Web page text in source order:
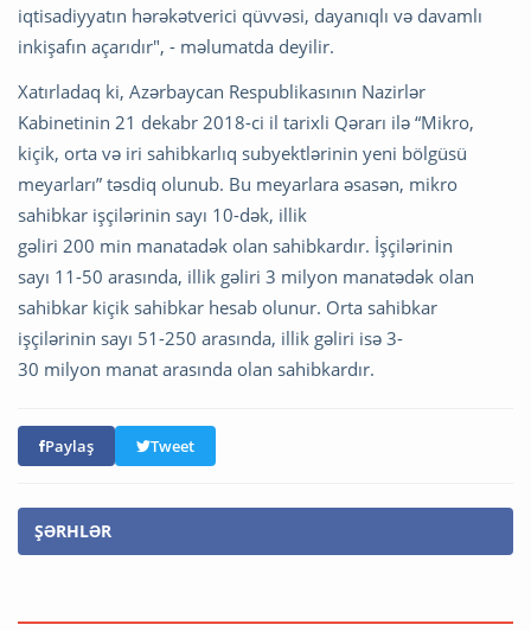
iqtisadiyyatın hərəkətverici qüvvəsi, dayanıqlı və davamlı
inkişafın açarıdır", - məlumatda deyilir.
Xatırladaq ki, Azərbaycan Respublikasının Nazirlər
Kabinetinin 21 dekabr 2018-ci il tarixli Qərarı ilə “Mikro,
kiçik, orta və iri sahibkarlıq subyektlərinin yeni bölgüsü
meyarları” təsdiq olunub. Bu meyarlara əsasən, mikro
sahibkar işçilərinin sayı 10-dək, illik
gəliri 200 min manatadək olan sahibkardır. İşçilərinin
sayı 11-50 arasında, illik gəliri 3 milyon manatədək olan
sahibkar kiçik sahibkar hesab olunur. Orta sahibkar
işçilərinin sayı 51-250 arasında, illik gəliri isə 3-
30 milyon manat arasında olan sahibkardır.
Paylaş Tweet
ŞƏRHLƏR